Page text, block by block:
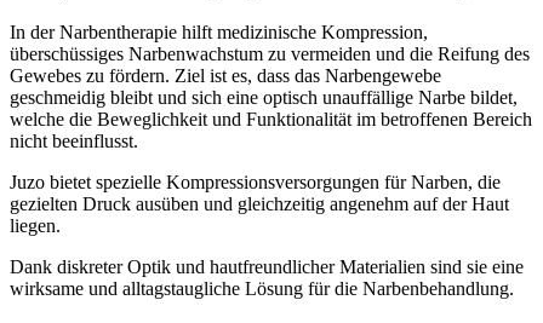
In der Narbentherapie hilft medizinische Kompression,
überschüssiges Narbenwachstum zu vermeiden und die Reifung des
Gewebes zu fördern. Ziel ist es, dass das Narbengewebe
geschmeidig bleibt und sich eine optisch unauffällige Narbe bildet,
welche die Beweglichkeit und Funktionalität im betroffenen Bereich
nicht beeinflusst.
Juzo bietet spezielle Kompressionsversorgungen für Narben, die
gezielten Druck ausüben und gleichzeitig angenehm auf der Haut
liegen.
Dank diskreter Optik und hautfreundlicher Materialien sind sie eine
wirksame und alltagstaugliche Lösung für die Narbenbehandlung.